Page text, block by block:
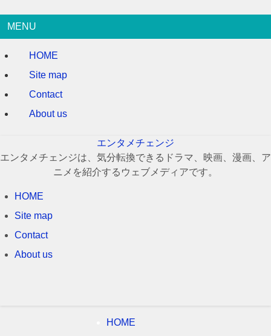
MENU
HOME
Site map
Contact
About us
エンタメチェンジ
エンタメチェンジは、気分転換できるドラマ、映画、漫画、ア
ニメを紹介するウェブメディアです。
HOME
Site map
Contact
About us
HOME